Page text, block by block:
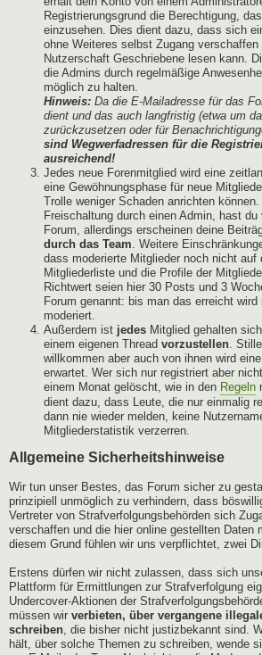
Registrierungsgrund die Berechtigung,
einzusehen. Dies dient dazu, dass sich
ohne Weiteres selbst Zugang
Nutzerschaft Geschriebene lesen kann.
die Admins durch regelmäßige
möglich zu halten.
Hinweis: Da die E-Mailadresse für das
dient und das auch langfristig (etwa um
zurückzusetzen oder für
sind Wegwerfadressen für die
ausreichend!
Jedes neue Forenmitglied wird eine
eine Gewöhnungsphase für neue
Trolle weniger Schaden anrichten
Freischaltung durch einen Admin, hast
Forum, allerdings erscheinen deine
durch das Team. Weitere
dass moderierte Mitglieder noch nicht auf
Mitgliederliste und die Profile der
Richtwert seien hier 30 Posts und 3
Forum genannt: bis man das erreicht
moderiert.
Außerdem ist jedes Mitglied gehalten
einem eigenen Thread vorzustellen.
willkommen aber auch von ihnen wird
erwartet. Wer sich nur registriert aber
einem Monat gelöscht, wie in den Regeln
dient dazu, dass Leute, die nur einmalig
dann nie wieder melden, keine
Mitgliederstatistik verzerren.
Allgemeine Sicherheitshinweise
Wir tun unser Bestes, das Forum sicher zu
prinzipiell unmöglich zu verhindern, dass
Vertreter von Strafverfolgungsbehörden sich
verschaffen und die hier online gestellten Daten
diesem Grund fühlen wir uns verpflichtet, zwei
Erstens dürfen wir nicht zulassen, dass sich
Plattform für Ermittlungen zur Strafverfolgung
Undercover-Aktionen der
müssen wir verbieten, über vergangene
schreiben, die bisher nicht justizbekannt sind.
hält, über solche Themen zu schreiben, wende